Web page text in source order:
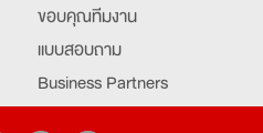
ขอบคุณทีมงาน
แบบสอบถาม
Business Partners
Partner มหาวิทยาลัย